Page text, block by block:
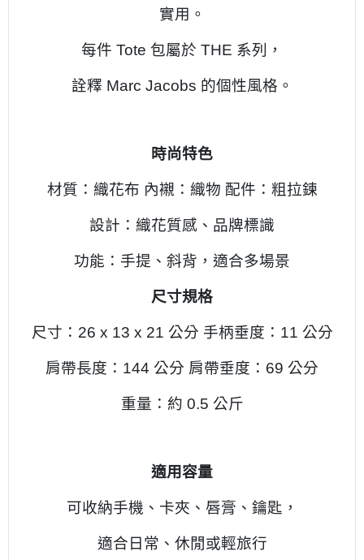
實用。
每件 Tote 包屬於 THE 系列，
詮釋 Marc Jacobs 的個性風格。
時尚特色
材質：織花布 內襯：織物 配件：粗拉鍊
設計：織花質感、品牌標識
功能：手提、斜背，適合多場景
尺寸規格
尺寸：26 x 13 x 21 公分 手柄垂度：11 公分
肩帶長度：144 公分 肩帶垂度：69 公分
重量：約 0.5 公斤
適用容量
可收納手機、卡夾、唇膏、鑰匙，
適合日常、休閒或輕旅行